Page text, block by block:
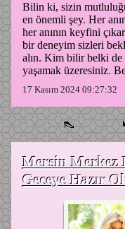
Bilin ki, sizin
en önemli şey. Her
her anının keyfini
bir deneyim sizleri
alın. Kim bilir belki de
yaşamak üzeresiniz.
17 Kasım 2024 09:27:32
👠
Mersin Merkez
Geceye Hazır